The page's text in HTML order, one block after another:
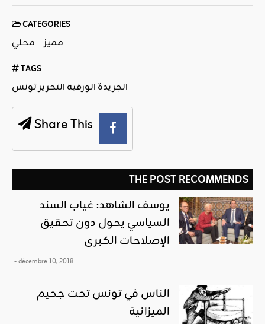
CATEGORIES
محلي مميز
TAGS
الجريدة الورقية التحرير تونس
Share This
THE POST RECOMMENDS
يوسف الشاهد: غياب السند
السياسي يحول دون تحقيق
الإصلاحات الكبرى
- décembre 10, 2018
الناس في تونس تحت جحيم
الميزانية